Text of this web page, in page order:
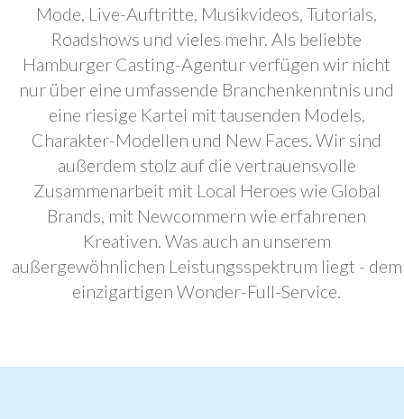
Mode, Live-Auftritte, Musikvideos, Tutorials,
Roadshows und vieles mehr. Als beliebte
Hamburger Casting-Agentur verfügen wir nicht
nur über eine umfassende Branchenkenntnis und
eine riesige Kartei mit tausenden Models,
Charakter-Modellen und New Faces. Wir sind
außerdem stolz auf die vertrauensvolle
Zusammenarbeit mit Local Heroes wie Global
Brands, mit Newcommern wie erfahrenen
Kreativen. Was auch an unserem
außergewöhnlichen Leistungsspektrum liegt - dem
einzigartigen Wonder-Full-Service.